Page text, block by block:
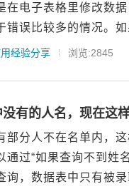
在电子表格里修改数
错误比较多的情况。
经验分享 浏览:2845
有的人名，现在这
部分人不在名单内，
过“如果查询不到姓
询，数据表中只有被